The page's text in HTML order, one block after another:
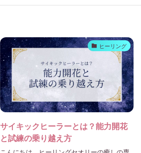
ヒーリング
サイキックヒーラーとは？能力開花
と試練の乗り越え方